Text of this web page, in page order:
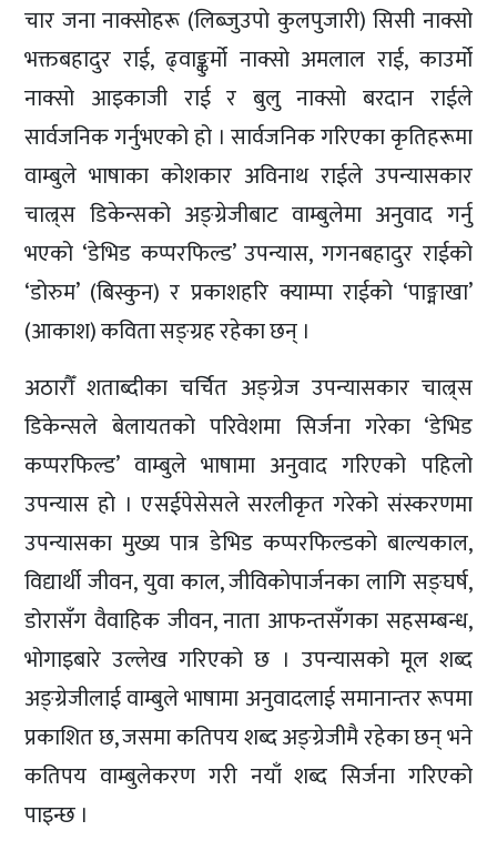
चार जना नाक्सोहरू (लिब्जुउपो कुलपुजारी) सिसी नाक्सो
भक्तबहादुर राई, ढ्वाङ्कुर्मो नाक्सो अमलाल राई, काउर्मो
नाक्सो आइकाजी राई र बुलु नाक्सो बरदान राईले
सार्वजनिक गर्नुभएको हो । सार्वजनिक गरिएका कृतिहरूमा
वाम्बुले भाषाका कोशकार अविनाथ राईले उपन्यासकार
चाल्र्स डिकेन्सको अङ्ग्रेजीबाट वाम्बुलेमा अनुवाद गर्नु
भएको ‘डेभिड कप्परफिल्ड’ उपन्यास, गगनबहादुर राईको
‘डोरुम’ (बिस्कुन) र प्रकाशहरि क्याम्पा राईको ‘पाङ्माखा’
(आकाश) कविता सङ्ग्रह रहेका छन् ।
अठारौँ शताब्दीका चर्चित अङ्ग्रेज उपन्यासकार चाल्र्स
डिकेन्सले बेलायतको परिवेशमा सिर्जना गरेका ‘डेभिड
कप्परफिल्ड’ वाम्बुले भाषामा अनुवाद गरिएको पहिलो
उपन्यास हो । एसईपेसेसले सरलीकृत गरेको संस्करणमा
उपन्यासका मुख्य पात्र डेभिड कप्परफिल्डको बाल्यकाल,
विद्यार्थी जीवन, युवा काल, जीविकोपार्जनका लागि सङ्घर्ष,
डोरासँग वैवाहिक जीवन, नाता आफन्तसँगका सहसम्बन्ध,
भोगाइबारे उल्लेख गरिएको छ । उपन्यासको मूल शब्द
अङ्ग्रेजीलाई वाम्बुले भाषामा अनुवादलाई समानान्तर रूपमा
प्रकाशित छ, जसमा कतिपय शब्द अङ्ग्रेजीमै रहेका छन् भने
कतिपय वाम्बुलेकरण गरी नयाँ शब्द सिर्जना गरिएको
पाइन्छ ।